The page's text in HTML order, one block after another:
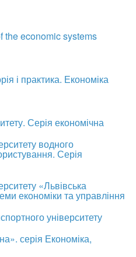
the economic systems
і практика. Економіка
Серія економічна
водного
Серія
«Львівська
економіки та управління
університету
серія Економіка,